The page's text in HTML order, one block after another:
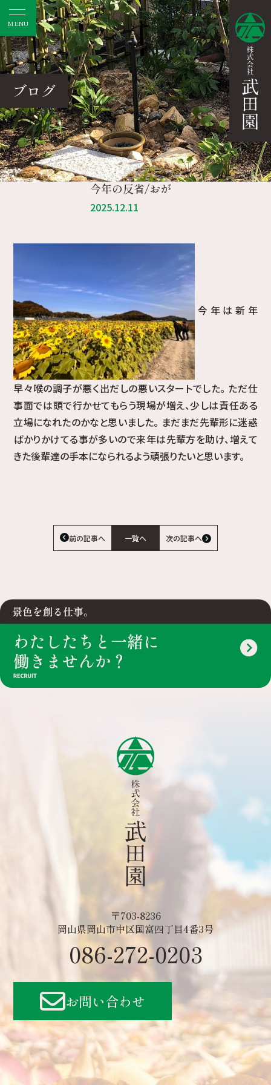
MENU
ブログ
今年の反省/おが
2025.12.11
今年は新年
早々喉の調子が悪く出だしの悪いスタートでした。 ただ仕
事面では頭で行かせてもらう現場が増え、少しは責任ある
立場になれたのかなと思いました。 まだまだ先輩形に迷惑
ばかりかけてる事が多いので来年は先輩方を助け、増えて
きた後輩達の手本になられるよう頑張りたいと思います。
前の記事へ 一覧へ 次の記事へ
〒703-8236
岡山県岡山市中区国富四丁目4番3号
086-272-0203
お問い合わせ